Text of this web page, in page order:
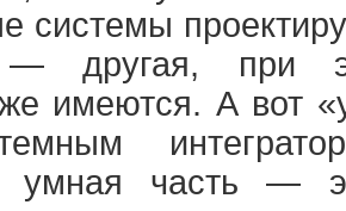
системы
— другая, при
имеются. А вот
умная часть —